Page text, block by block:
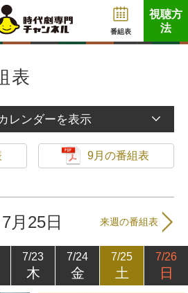
番組表
視聴方
法
表
レンダーを表示
9月の番組表
7月25日 来週の番組表
7/23
木
7/24
金
7/25
土
7/26
日